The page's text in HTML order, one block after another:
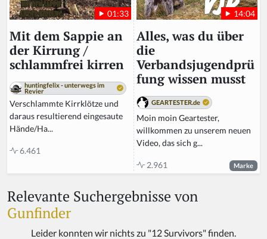
01:33
Mit dem Sappie an
der Kirrung /
schlammfrei kirren
huntingfelix - unterwegs im
Revier
Verschlammte Kirrklötze und
daraus resultierend eingesaute
Hände/Ha...
6.461
14:04
Alles, was du über
die
Verbandsjugendprü
fung wissen musst
GEARTESTER.de
Moin moin Geartester,
willkommen zu unserem neuen
Video, das sich g...
2.961 Marke
Relevante Suchergebnisse von
Gunfinder